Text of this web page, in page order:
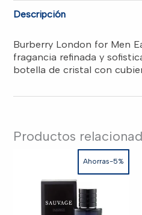
Descripción
Burberry London for Men
fragancia refinada y
botella de cristal con
Productos
Ahorras-5%